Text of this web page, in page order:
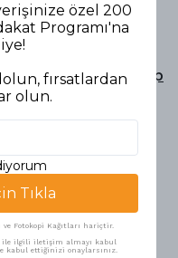
Yorum Yap
özel 200
Programı'na
fırsatlardan
olun.
Tıkla
Fotokopi Kağıtları hariçtir.
ile ilgili iletişim almayı kabul
kabul ettiğinizi onaylarsınız.